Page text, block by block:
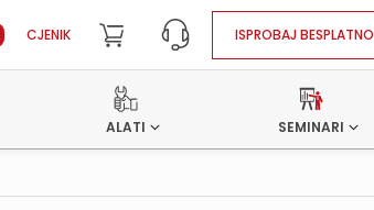
CJENIK ISPROBAJ BESPLATNO
ALATI SEMINARI